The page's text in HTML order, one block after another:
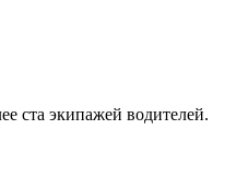
ста экипажей водителей.